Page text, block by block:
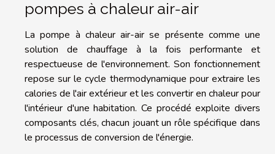
pompes à chaleur air-air
La pompe à chaleur air-air se présente comme une
solution de chauffage à la fois performante et
respectueuse de l'environnement. Son fonctionnement
repose sur le cycle thermodynamique pour extraire les
calories de l'air extérieur et les convertir en chaleur pour
l'intérieur d'une habitation. Ce procédé exploite divers
composants clés, chacun jouant un rôle spécifique dans
le processus de conversion de l'énergie.